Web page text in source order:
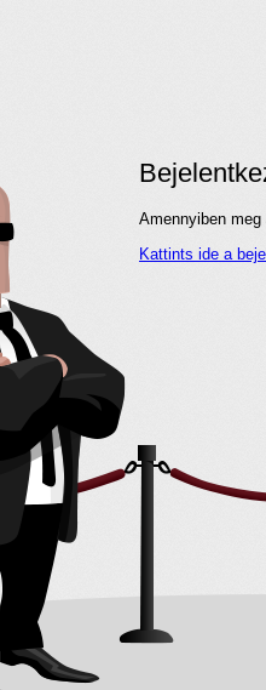
Amennyiben
Kattints ide a